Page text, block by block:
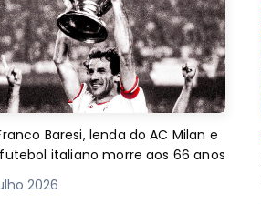
Baresi, lenda do AC Milan e
italiano morre aos 66 anos
2026